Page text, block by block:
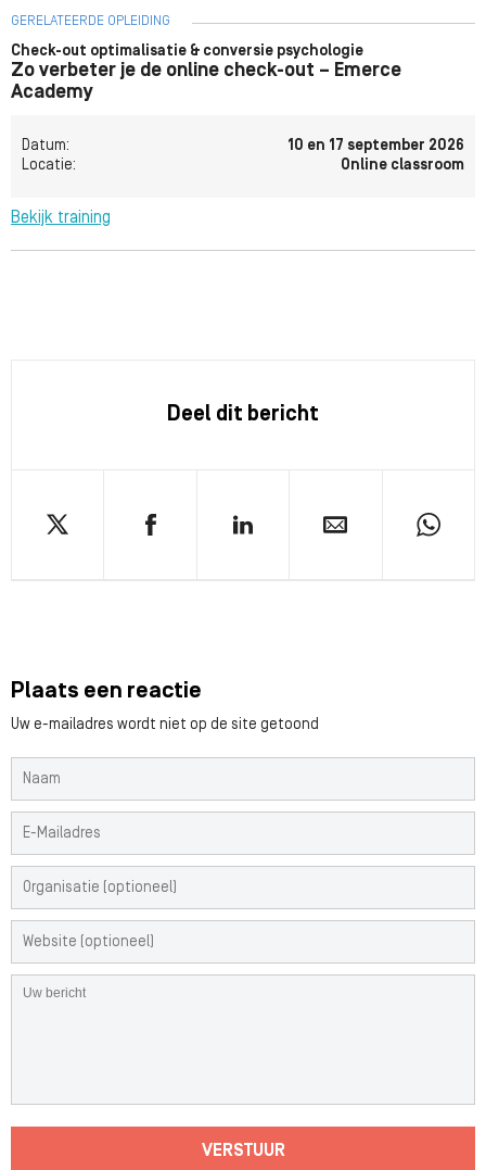
GERELATEERDE OPLEIDING
Check-out optimalisatie & conversie psychologie
Zo verbeter je de online check-out – Emerce
Academy
Datum:
10 en 17 september 2026
Locatie:
Online classroom
Bekijk training
Deel dit bericht
Plaats een reactie
Uw e-mailadres wordt niet op de site getoond
VERSTUUR